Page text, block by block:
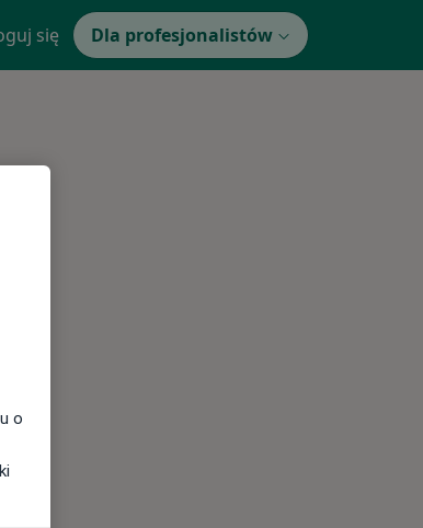
się Dla profesjonalistów
leczone choroby
o